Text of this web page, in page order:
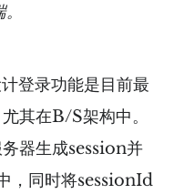
登录功能是目前最
其在B/S架构中。
器生成session并
，同时将sessionId